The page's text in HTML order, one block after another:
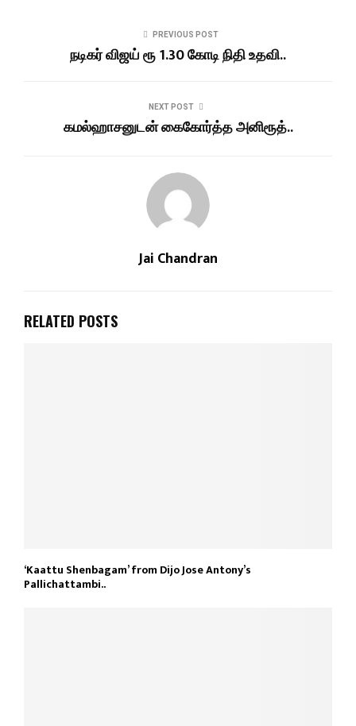
PREVIOUS POST
நடிகர் விஜய் ரூ 1.30 கோடி நிதி உதவி..
NEXT POST
கமல்ஹாசனுடன் கைகோர்த்த அனிரூத்..
Jai Chandran
RELATED POSTS
‘Kaattu Shenbagam’ from Dijo Jose Antony’s
Pallichattambi..